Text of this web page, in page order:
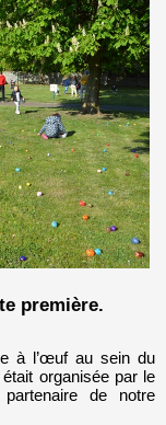
première.
à l’œuf au sein du
organisée par le
de notre